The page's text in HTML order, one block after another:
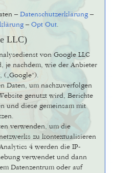
– Datenschutzerklärung –
– Opt Out.
LLC)
von Google LLC
je nachdem, wie der Anbieter
Daten, um nachzuverfolgen
genutzt wird, Berichte
und diese gemeinsam mit
verwenden, um die
zu kontextualisieren
4 werden die IP-
verwendet und dann
Datenzentrum oder auf